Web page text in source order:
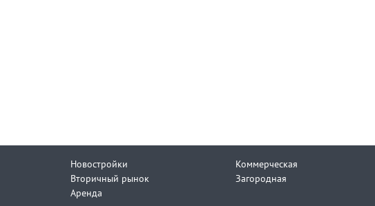
Новостройки
Вторичный рынок
Аренда
Коммерческая
Загородная